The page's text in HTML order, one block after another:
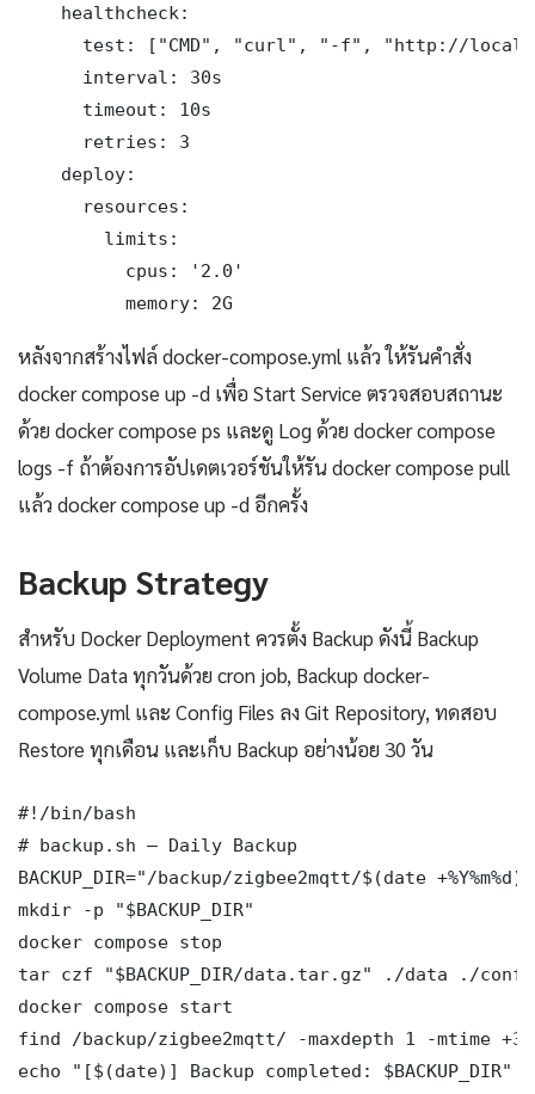
    healthcheck:
test: ["CMD", "curl", "-f", "http://
      interval: 30s
      timeout: 10s
      retries: 3
    deploy:
      resources:
        limits:
          cpus: '2.0'
          memory: 2G
หลังจากสร้างไฟล์ docker-compose.yml แล้ว ให้รันคำสั่ง
docker compose up -d เพื่อ Start Service ตรวจสอบสถานะ
ด้วย docker compose ps และดู Log ด้วย docker compose
logs -f ถ้าต้องการอัปเดตเวอร์ชันให้รัน docker compose pull
แล้ว docker compose up -d อีกครั้ง
Backup Strategy
สำหรับ Docker Deployment ควรตั้ง Backup ดังนี้ Backup
Volume Data ทุกวันด้วย cron job, Backup docker-
compose.yml และ Config Files ลง Git Repository, ทดสอบ
Restore ทุกเดือน และเก็บ Backup อย่างน้อย 30 วัน
#!/bin/bash
# backup.sh — Daily Backup
BACKUP_DIR="/backup/zigbee2mqtt/$(date +%Y%m%d)"
mkdir -p "$BACKUP_DIR"
docker compose stop
tar czf "$BACKUP_DIR/data.tar.gz" ./data ./
docker compose start
find /backup/zigbee2mqtt/ -maxdepth 1 -mtime
echo "[$(date)] Backup completed: $BACKUP_DIR"